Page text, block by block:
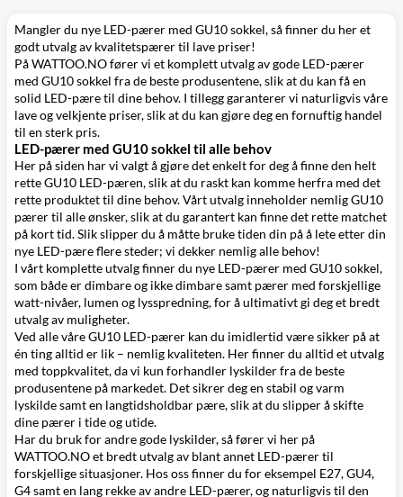
Mangler du nye LED-pærer med GU10 sokkel, så finner du her et
godt utvalg av kvalitetspærer til lave priser!
På WATTOO.NO fører vi et komplett utvalg av gode LED-pærer
med GU10 sokkel fra de beste produsentene, slik at du kan få en
solid LED-pære til dine behov. I tillegg garanterer vi naturligvis våre
lave og velkjente priser, slik at du kan gjøre deg en fornuftig handel
til en sterk pris.
LED-pærer med GU10 sokkel til alle behov
Her på siden har vi valgt å gjøre det enkelt for deg å finne den helt
rette GU10 LED-pæren, slik at du raskt kan komme herfra med det
rette produktet til dine behov. Vårt utvalg inneholder nemlig GU10
pærer til alle ønsker, slik at du garantert kan finne det rette matchet
på kort tid. Slik slipper du å måtte bruke tiden din på å lete etter din
nye LED-pære flere steder; vi dekker nemlig alle behov!
I vårt komplette utvalg finner du nye LED-pærer med GU10 sokkel,
som både er dimbare og ikke dimbare samt pærer med forskjellige
watt-nivåer, lumen og lysspredning, for å ultimativt gi deg et bredt
utvalg av muligheter.
Ved alle våre GU10 LED-pærer kan du imidlertid være sikker på at
én ting alltid er lik – nemlig kvaliteten. Her finner du alltid et utvalg
med toppkvalitet, da vi kun forhandler lyskilder fra de beste
produsentene på markedet. Det sikrer deg en stabil og varm
lyskilde samt en langtidsholdbar pære, slik at du slipper å skifte
dine pærer i tide og utide.
Har du bruk for andre gode lyskilder, så fører vi her på
WATTOO.NO et bredt utvalg av blant annet LED-pærer til
forskjellige situasjoner. Hos oss finner du for eksempel E27,GU4,
G4samt en lang rekke av andre LED-pærer, og naturligvis til den